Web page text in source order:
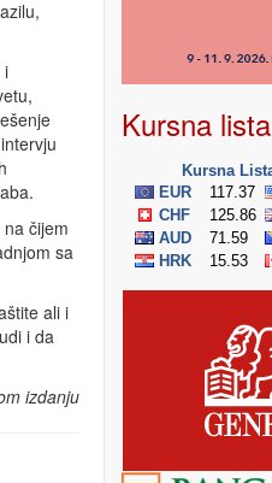
i
čijem
sa
ali i
i da
izdanju
Kursna lista